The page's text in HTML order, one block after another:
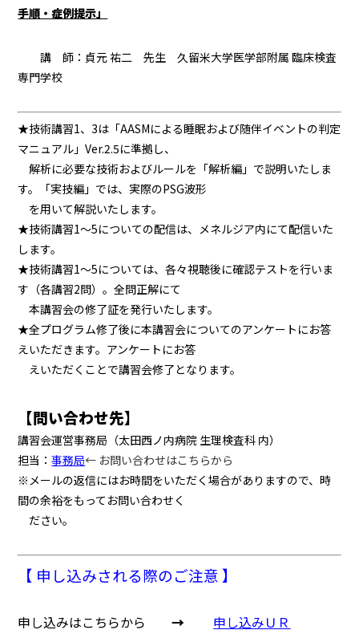
手順・症例提示」
講 師：貞元 祐二 先生 久留米大学医学部附属 臨床検査
専門学校
★技術講習1、3は「AASMによる睡眠および随伴イベントの判定
マニュアル」Ver.2.5に準拠し、
解析に必要な技術およびルールを「解析編」で説明いたしま
す。「実技編」では、実際のPSG波形
を用いて解説いたします。
★技術講習1～5についての配信は、メネルジア内にて配信いた
します。
★技術講習1～5については、各々視聴後に確認テストを行いま
す（各講習2問）。全問正解にて
本講習会の修了証を発行いたします。
★全プログラム修了後に本講習会についてのアンケートにお答
えいただきます。アンケートにお答
えいただくことで講習会修了となります。
【問い合わせ先】
講習会運営事務局（太田西ノ内病院 生理検査科 内）
担当：事務局← お問い合わせはこちらから
※メールの返信にはお時間をいただく場合がありますので、時
間の余裕をもってお問い合わせく
ださい。
【 申し込みされる際のご注意 】
申し込みはこちらから →
申し込みＵＲ